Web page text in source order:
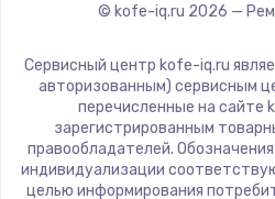
ROCKET
© kofe-iq.ru 2026 —
Сервисный центр kofe-iq.ru
авторизованным) сервисным
перечисленные на сайте
зарегистрированным
правообладателей.
индивидуализации
целью информирования